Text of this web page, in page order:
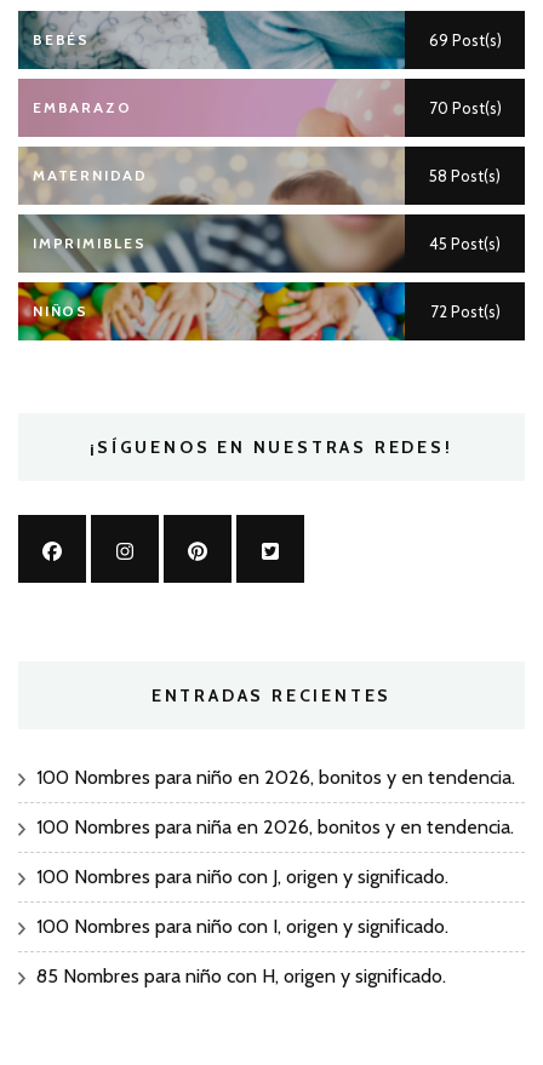
BEBÉS 69 Post(s)
EMBARAZO 70 Post(s)
MATERNIDAD 58 Post(s)
IMPRIMIBLES 45 Post(s)
NIÑOS 72 Post(s)
¡SÍGUENOS EN NUESTRAS REDES!
ENTRADAS RECIENTES
100 Nombres para niño en 2026, bonitos y en tendencia.
100 Nombres para niña en 2026, bonitos y en tendencia.
100 Nombres para niño con J, origen y significado.
100 Nombres para niño con I, origen y significado.
85 Nombres para niño con H, origen y significado.